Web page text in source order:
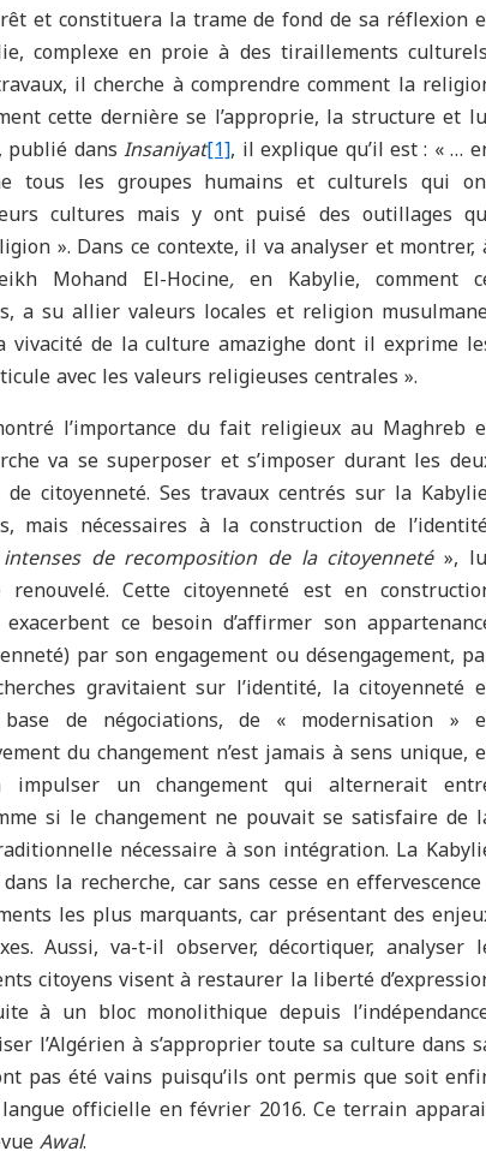
et constituera la trame de fond de sa réflexion
complexe en proie à des tiraillements
il cherche à comprendre comment la
cette dernière se l’approprie, la structure et
publié dansInsaniyat[1], il explique qu’il est : « …
tous les groupes humains et culturels qui
cultures mais y ont puisé des outillages
». Dans ce contexte, il va analyser et montrer,
Mohand El-Hocine, en Kabylie, comment
a su allier valeurs locales et religion
de la culture amazighe dont il exprime
avec les valeurs religieuses centrales ».
l’importance du fait religieux au Maghreb
va se superposer et s’imposer durant les
citoyenneté. Ses travaux centrés sur la
nécessaires à la construction de
de recomposition de la citoyenneté»,
Cette citoyenneté est en
ce besoin d’affirmer son
par son engagement ou désengagement,
gravitaient sur l’identité, la citoyenneté
de négociations, de « modernisation »
du changement n’est jamais à sens unique,
un changement qui alternerait
si le changement ne pouvait se satisfaire de
nécessaire à son intégration. La
la recherche, car sans cesse en
les plus marquants, car présentant des
Aussi, va-t-il observer, décortiquer, analyser
citoyens visent à restaurer la liberté
à un bloc monolithique depuis
l’Algérien à s’approprier toute sa culture dans
pas été vains puisqu’ils ont permis que soit
officielle en février 2016. Ce terrain
Awal.